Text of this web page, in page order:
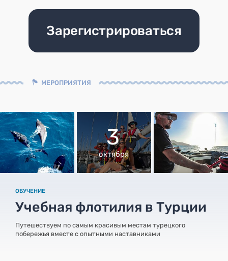
Зарегистрироваться
МЕРОПРИЯТИЯ
3
октября
ОБУЧЕНИЕ
Учебная флотилия в Турции
Путешествуем по самым красивым местам турецкого
побережья вместе с опытными наставниками